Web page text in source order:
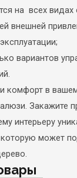
на всех видах
внешней
вариантов
и комфорт в
Закажите
интерьеру
которую может